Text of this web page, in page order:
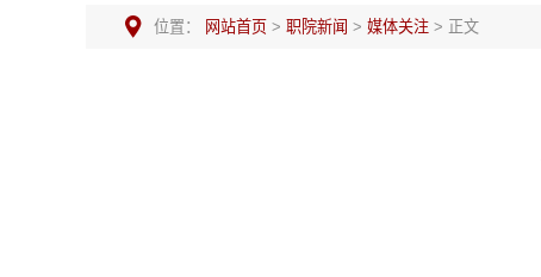
位置： 网站首页 > 职院新闻 > 媒体关注> 正文